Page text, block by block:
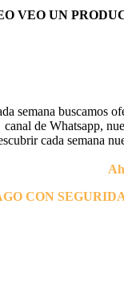
VEO UN
semana buscamos
canal de Whatsapp,
cada semana
CON